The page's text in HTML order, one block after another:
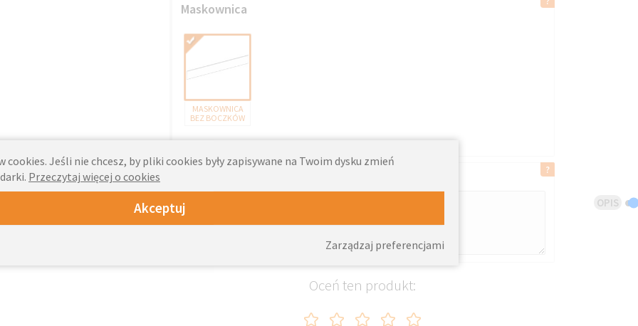
OPIS
Maskownica
MASKOWNICA
BEZ BOCZKÓW
Oceń ten produkt:
cookies. Jeśli nie chcesz, by pliki cookies były zapisywane na Twoim dysku zmień
Przeczytaj więcej o cookies
Akceptuj
Zarządzaj preferencjami